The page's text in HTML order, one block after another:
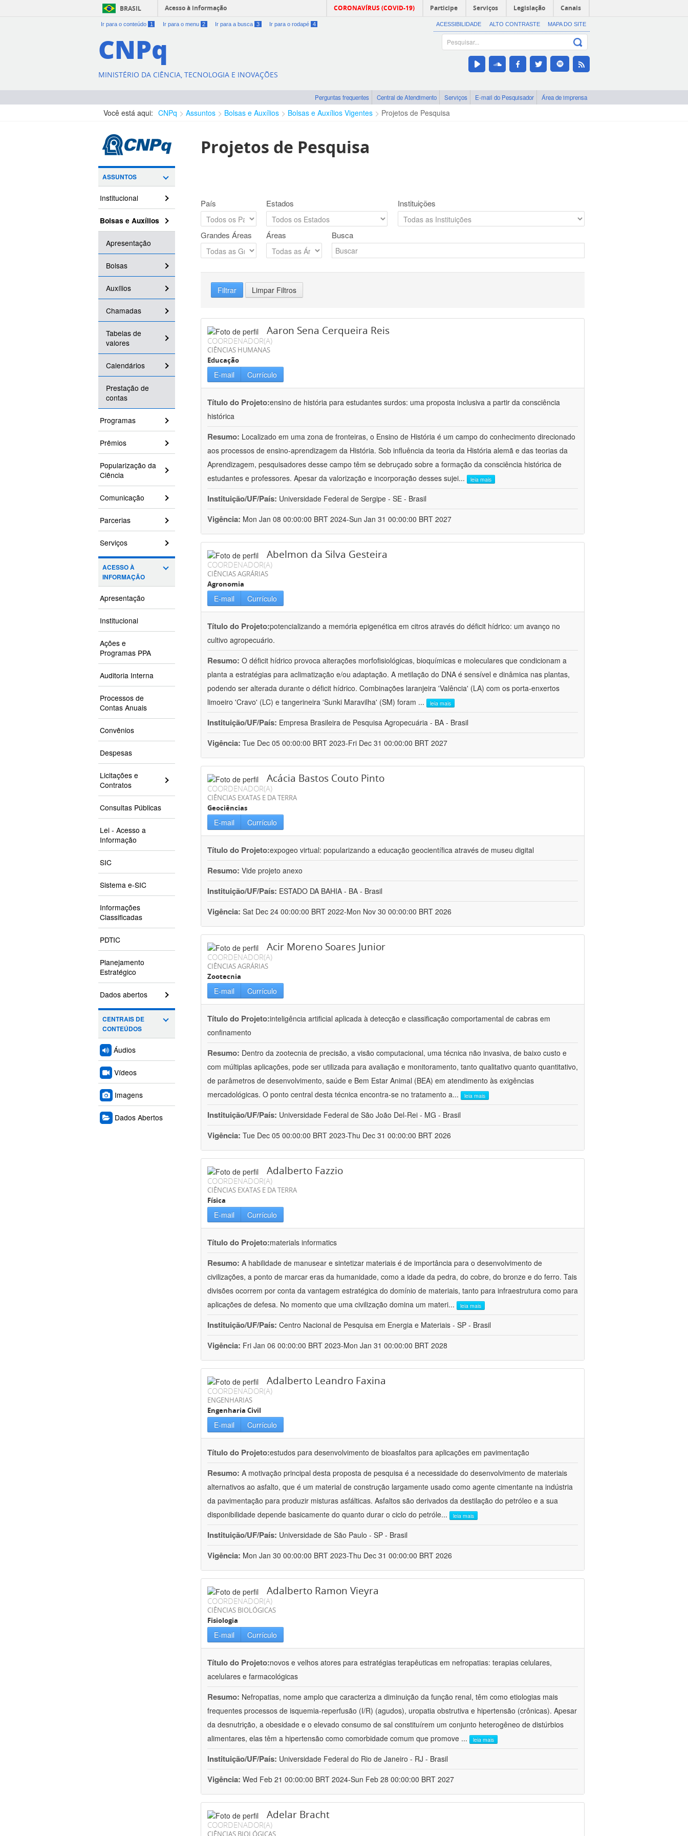
BRASIL Acesso à informação CORONAVÍRUS (COVID-19) Participe Serviços Legislação Canais
Ir para o conteúdo 1 Ir para o menu 2 Ir para a busca 3 Ir para o rodapé 4 ACESSIBILIDADE ALTO CONTRASTE MAPA DO SITE
CNPq
MINISTÉRIO DA CIÊNCIA, TECNOLOGIA E INOVAÇÕES
Perguntas frequentes Central de Atendimento Serviços E-mail do Pesquisador Área de imprensa
Você está aqui: CNPq Assuntos Bolsas e Auxílios Bolsas e Auxílios Vigentes Projetos de Pesquisa
ASSUNTOS
Institucional
Bolsas e Auxílios
Apresentação
Bolsas
Auxílios
Chamadas
Tabelas de
valores
Calendários
Prestação de
contas
Programas
Prêmios
Popularização da
Ciência
Comunicação
Parcerias
Serviços
ACESSO À
INFORMAÇÃO
Apresentação
Institucional
Ações e
Programas PPA
Auditoria Interna
Processos de
Contas Anuais
Convênios
Despesas
Licitações e
Contratos
Consultas Públicas
Lei - Acesso a
Informação
SIC
Sistema e-SIC
Informações
Classificadas
PDTIC
Planejamento
Estratégico
Dados abertos
CENTRAIS DE
CONTEÚDOS
Áudios
Vídeos
Imagens
Dados Abertos
Projetos de Pesquisa
País Estados Instituições
Grandes Áreas Áreas Busca
Filtrar Limpar Filtros
Aaron Sena Cerqueira Reis
COORDENADOR(A)
CIÊNCIAS HUMANAS
Educação
E-mail Currículo
Título do Projeto:ensino de história para estudantes surdos: uma proposta inclusiva a partir da consciência
histórica
Resumo: Localizado em uma zona de fronteiras, o Ensino de História é um campo do conhecimento direcionado
aos processos de ensino-aprendizagem da História. Sob influência da teoria da História alemã e das teorias da
Aprendizagem, pesquisadores desse campo têm se debruçado sobre a formação da consciência histórica de
estudantes e professores. Apesar da valorização e incorporação desses sujei... leia mais
Instituição/UF/País: Universidade Federal de Sergipe - SE - Brasil
Vigência: Mon Jan 08 00:00:00 BRT 2024-Sun Jan 31 00:00:00 BRT 2027
Abelmon da Silva Gesteira
COORDENADOR(A)
CIÊNCIAS AGRÁRIAS
Agronomia
E-mail Currículo
Título do Projeto:potencializando a memória epigenética em citros através do déficit hídrico: um avanço no
cultivo agropecuário.
Resumo: O déficit hídrico provoca alterações morfofisiológicas, bioquímicas e moleculares que condicionam a
planta a estratégias para aclimatização e/ou adaptação. A metilação do DNA é sensível e dinâmica nas plantas,
podendo ser alterada durante o déficit hídrico. Combinações laranjeira 'Valência' (LA) com os porta-enxertos
limoeiro 'Cravo' (LC) e tangerineira 'Sunki Maravilha' (SM) foram ... leia mais
Instituição/UF/País: Empresa Brasileira de Pesquisa Agropecuária - BA - Brasil
Vigência: Tue Dec 05 00:00:00 BRT 2023-Fri Dec 31 00:00:00 BRT 2027
Acácia Bastos Couto Pinto
COORDENADOR(A)
CIÊNCIAS EXATAS E DA TERRA
Geociências
E-mail Currículo
Título do Projeto:expogeo virtual: popularizando a educação geocientífica através de museu digital
Resumo: Vide projeto anexo
Instituição/UF/País: ESTADO DA BAHIA - BA - Brasil
Vigência: Sat Dec 24 00:00:00 BRT 2022-Mon Nov 30 00:00:00 BRT 2026
Acir Moreno Soares Junior
COORDENADOR(A)
CIÊNCIAS AGRÁRIAS
Zootecnia
E-mail Currículo
Título do Projeto:inteligência artificial aplicada à detecção e classificação comportamental de cabras em
confinamento
Resumo: Dentro da zootecnia de precisão, a visão computacional, uma técnica não invasiva, de baixo custo e
com múltiplas aplicações, pode ser utilizada para avaliação e monitoramento, tanto qualitativo quanto quantitativo,
de parâmetros de desenvolvimento, saúde e Bem Estar Animal (BEA) em atendimento às exigências
mercadológicas. O ponto central desta técnica encontra-se no tratamento a... leia mais
Instituição/UF/País: Universidade Federal de São João Del-Rei - MG - Brasil
Vigência: Tue Dec 05 00:00:00 BRT 2023-Thu Dec 31 00:00:00 BRT 2026
Adalberto Fazzio
COORDENADOR(A)
CIÊNCIAS EXATAS E DA TERRA
Física
E-mail Currículo
Título do Projeto:materials informatics
Resumo: A habilidade de manusear e sintetizar materiais é de importância para o desenvolvimento de
civilizações, a ponto de marcar eras da humanidade, como a idade da pedra, do cobre, do bronze e do ferro. Tais
divisões ocorrem por conta da vantagem estratégica do domínio de materiais, tanto para infraestrutura como para
aplicações de defesa. No momento que uma civilização domina um materi... leia mais
Instituição/UF/País: Centro Nacional de Pesquisa em Energia e Materiais - SP - Brasil
Vigência: Fri Jan 06 00:00:00 BRT 2023-Mon Jan 31 00:00:00 BRT 2028
Adalberto Leandro Faxina
COORDENADOR(A)
ENGENHARIAS
Engenharia Civil
E-mail Currículo
Título do Projeto:estudos para desenvolvimento de bioasfaltos para aplicações em pavimentação
Resumo: A motivação principal desta proposta de pesquisa é a necessidade do desenvolvimento de materiais
alternativos ao asfalto, que é um material de construção largamente usado como agente cimentante na indústria
da pavimentação para produzir misturas asfálticas. Asfaltos são derivados da destilação do petróleo e a sua
disponibilidade depende basicamente do quanto durar o ciclo do petróle... leia mais
Instituição/UF/País: Universidade de São Paulo - SP - Brasil
Vigência: Mon Jan 30 00:00:00 BRT 2023-Thu Dec 31 00:00:00 BRT 2026
Adalberto Ramon Vieyra
COORDENADOR(A)
CIÊNCIAS BIOLÓGICAS
Fisiologia
E-mail Currículo
Título do Projeto:novos e velhos atores para estratégias terapêuticas em nefropatias: terapias celulares,
acelulares e farmacológicas
Resumo: Nefropatias, nome amplo que caracteriza a diminuição da função renal, têm como etiologias mais
frequentes processos de isquemia-reperfusão (I/R) (agudos), uropatia obstrutiva e hipertensão (crônicas). Apesar
da desnutrição, a obesidade e o elevado consumo de sal constituírem um conjunto heterogêneo de distúrbios
alimentares, elas têm a hipertensão como comorbidade comum que promove ... leia mais
Instituição/UF/País: Universidade Federal do Rio de Janeiro - RJ - Brasil
Vigência: Wed Feb 21 00:00:00 BRT 2024-Sun Feb 28 00:00:00 BRT 2027
Adelar Bracht
COORDENADOR(A)
CIÊNCIAS BIOLÓGICAS